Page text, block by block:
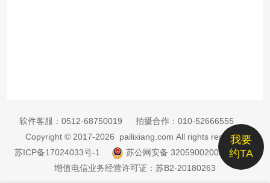
我要
约TA
软件客服： 0512-68750019 拍摄合作： 010-52666555
Copyright © 2017-2026 pailixiang.com All rights reserved
苏ICP备17024033号-1
苏公网安备 32059002002885号
增值电信业务经营许可证：苏B2-20180263